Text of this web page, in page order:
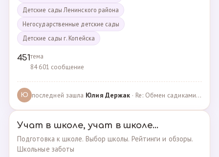
Детские сады Ленинского района
Негосударственные детские сады
Детские сады г. Копейска
451тема
84 601 сообщение
Ю последней зашла Юлия Держак · Re: Обмен садиками, продажа путевок · 25.01.2023
Учат в школе, учат в школе...
Подготовка к школе. Выбор школы. Рейтинги и обзоры.
Школьные заботы